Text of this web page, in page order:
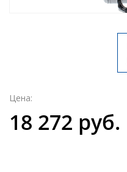
Цена:
18 272 руб.